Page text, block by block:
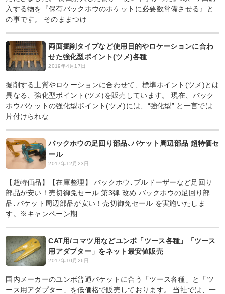
入する物を『保有バックホウのポケットに必要数常備させる』と
の事です。 そのままつけ
両面掘削タイプなど使用目的やロケーションに合わ
せた強化型ポイント(ツメ)各種
2019年4月17日
掘削する土質やロケーションに合わせて、標準ポイント(ツメ)とは
異なる、強化型ポイント(ツメ)を販売しています。 現在、バック
ホウバケットの強化型ポイント(ツメ)には、“強化型” と一言では
片付けられな
バックホウの足回り部品､バケット周辺部品 超特価セ
ール
2017年12月23日
【超特価品】【在庫整理】 バックホウ､ブルドーザーなど足回り
部品が安い！売切御免セール 第3弾 改め バックホウの足回り部
品､バケット周辺部品が安い！売切御免セール を実施いたしま
す。※キャンペーン期
CAT用/コマツ用などユンボ「ツース各種」「ツース
用アダプター」をネット最安値販売
2017年10月26日
国内メーカーのユンボ普通バケットに合う「ツース各種」と「ツ
ース用アダプター」を低価格で販売しております。 当社では、一